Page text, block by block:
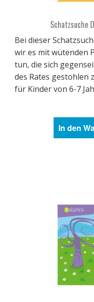
Schatzsuche
Bei dieser
wir es mit wütenden
tun, die sich
des Rates gestohlen
für Kinder von 6-7
In den